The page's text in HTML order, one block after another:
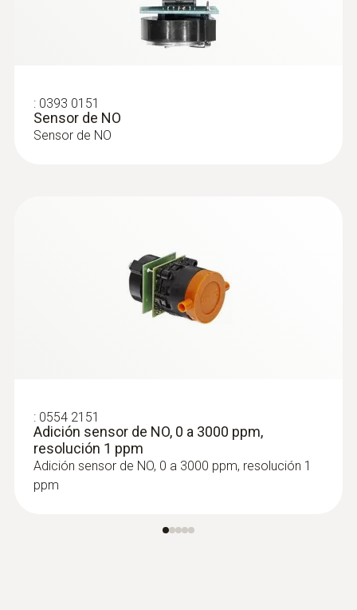
: 0393 0151
Sensor de NO
Sensor de NO
: 0554 2151
Adición sensor de NO, 0 a 3000 ppm,
resolución 1 ppm
Adición sensor de NO, 0 a 3000 ppm, resolución 1
ppm